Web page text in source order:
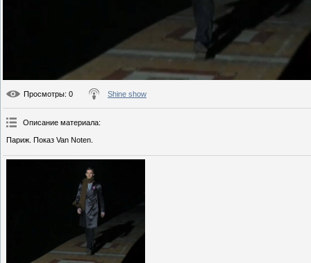
Просмотры: 0 Shine show
Описание материала:
Париж. Показ Van Noten.